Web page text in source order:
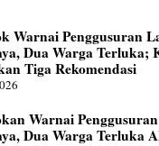
Warnai Penggusuran
Dua Warga Terluka;
Tiga Rekomendasi
Warnai
Dua Warga Terluka